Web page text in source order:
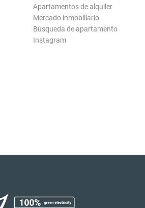
Apartamentos de alquiler
Mercado inmobiliario
Búsqueda de apartamento
Instagram